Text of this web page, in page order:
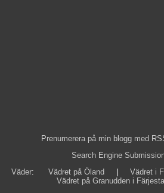
Prenumerera på min blogg med
Search Engine
Väder: Vädret på Öland Vädret i
Vädret på Granudden i